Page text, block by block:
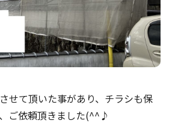
せて頂いた事があり、チラシも保
ご依頼頂きました(^^♪